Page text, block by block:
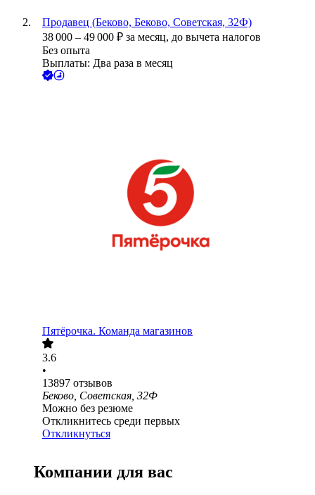
Продавец (Беково, Беково, Советская, 32Ф)
38 000 – 49 000 ₽ за месяц, до вычета налогов
Без опыта
Выплаты: Два раза в месяц
Пятёрочка. Команда магазинов
3.6
•
13897 отзывов
Беково, Советская, 32Ф
Можно без резюме
Откликнитесь среди первых
Откликнуться
Компании для вас